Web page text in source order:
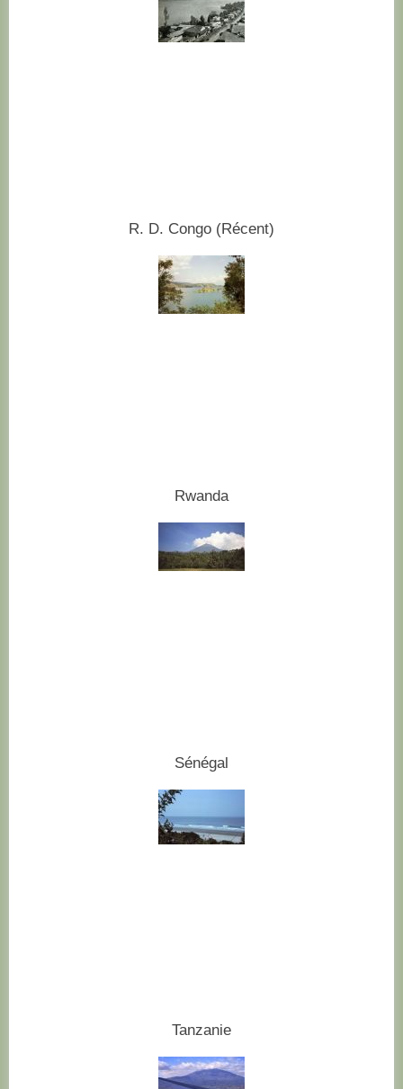
R. D. Congo (Récent)
Rwanda
Sénégal
Tanzanie